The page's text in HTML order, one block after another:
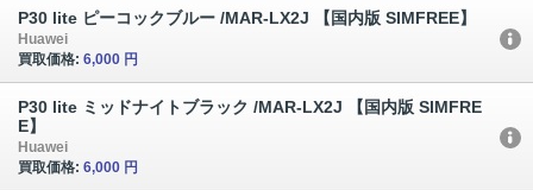
P30 lite ピーコックブルー /MAR-LX2J 【国内版 SIMFREE】
Huawei
買取価格: 6,000 円
P30 lite ミッドナイトブラック /MAR-LX2J 【国内版 SIMFRE
E】
Huawei
買取価格: 6,000 円